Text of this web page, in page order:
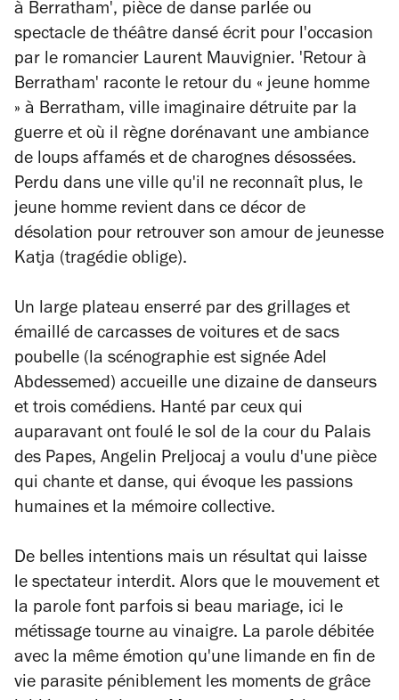
à Berratham', pièce de danse parlée ou
spectacle de théâtre dansé écrit pour l'occasion
par le romancier Laurent Mauvignier. 'Retour à
Berratham' raconte le retour du « jeune homme
» à Berratham, ville imaginaire détruite par la
guerre et où il règne dorénavant une ambiance
de loups affamés et de charognes désossées.
Perdu dans une ville qu'il ne reconnaît plus, le
jeune homme revient dans ce décor de
désolation pour retrouver son amour de jeunesse
Katja (tragédie oblige).
Un large plateau enserré par des grillages et
émaillé de carcasses de voitures et de sacs
poubelle (la scénographie est signée Adel
Abdessemed) accueille une dizaine de danseurs
et trois comédiens. Hanté par ceux qui
auparavant ont foulé le sol de la cour du Palais
des Papes, Angelin Preljocaj a voulu d'une pièce
qui chante et danse, qui évoque les passions
humaines et la mémoire collective.
De belles intentions mais un résultat qui laisse
le spectateur interdit. Alors que le mouvement et
la parole font parfois si beau mariage, ici le
métissage tourne au vinaigre. La parole débitée
avec la même émotion qu'une limande en fin de
vie parasite péniblement les moments de grâce